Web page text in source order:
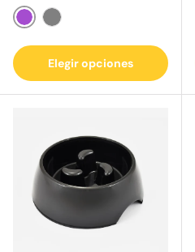
Púrpura
Gris
Elegir opciones